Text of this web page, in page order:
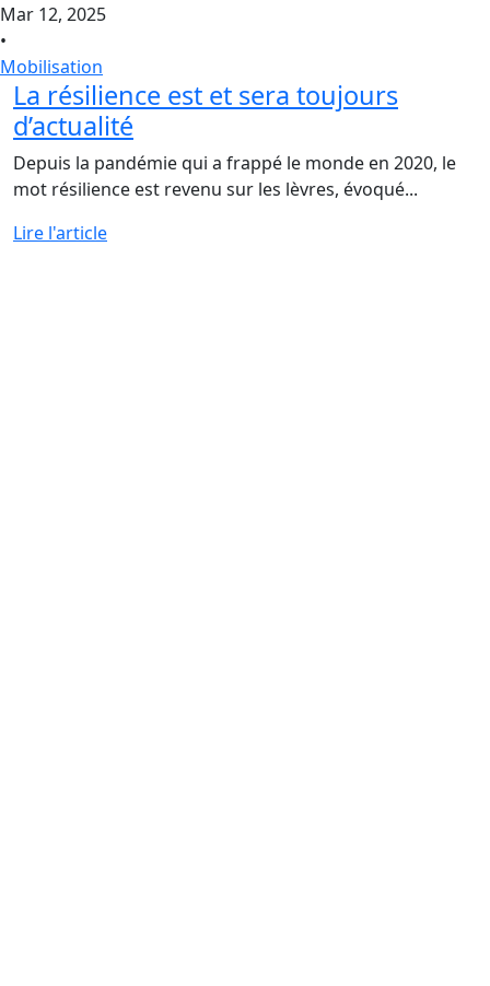
Mar 12, 2025
•
Mobilisation
La résilience est et sera toujours
d’actualité
Depuis la pandémie qui a frappé le monde en 2020, le
mot résilience est revenu sur les lèvres, évoqué...
Lire l'article